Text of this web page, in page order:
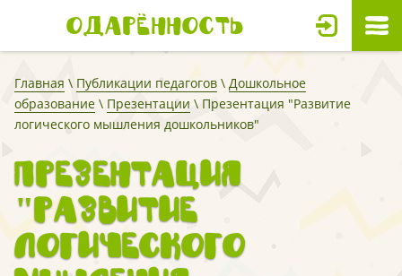
Одарённость
Главная \ Публикации педагогов \ Дошкольное
образование \ Презентации \ Презентация "Развитие
логического мышления дошкольников"
Презентация
"Развитие
логического